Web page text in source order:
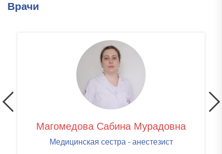
Врачи
Магомедова Сабина Мурадовна
Медицинская сестра - анестезист